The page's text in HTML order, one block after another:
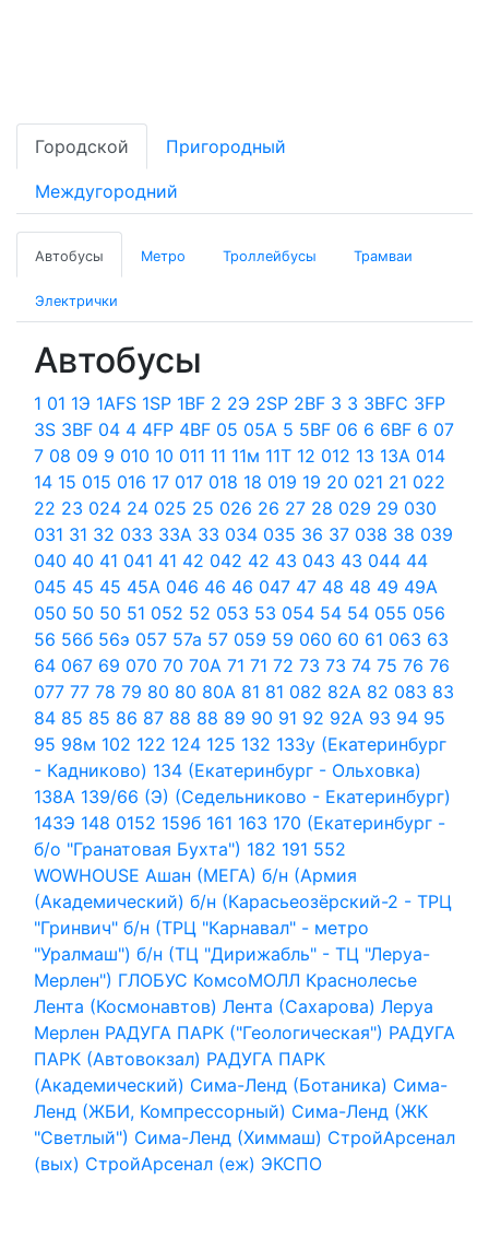
Городской Пригородный
Междугородний
Автобусы Метро Троллейбусы Трамваи
Электрички
Автобусы
1 01 1Э 1AFS 1SP 1BF 2 2Э 2SP 2BF 3 3 3BFC 3FP
3S 3BF 04 4 4FP 4BF 05 05А 5 5BF 06 6 6BF 6 07
7 08 09 9 010 10 011 11 11м 11Т 12 012 13 13А 014
14 15 015 016 17 017 018 18 019 19 20 021 21 022
22 23 024 24 025 25 026 26 27 28 029 29 030
031 31 32 033 33А 33 034 035 36 37 038 38 039
040 40 41 041 41 42 042 42 43 043 43 044 44
045 45 45 45А 046 46 46 047 47 48 48 49 49А
050 50 50 51 052 52 053 53 054 54 54 055 056
56 56б 56э 057 57а 57 059 59 060 60 61 063 63
64 067 69 070 70 70А 71 71 72 73 73 74 75 76 76
077 77 78 79 80 80 80А 81 81 082 82А 82 083 83
84 85 85 86 87 88 88 89 90 91 92 92А 93 94 95
95 98м 102 122 124 125 132 133у (Екатеринбург
- Кадниково) 134 (Екатеринбург - Ольховка)
138А 139/66 (Э) (Седельниково - Екатеринбург)
143Э 148 0152 159б 161 163 170 (Екатеринбург -
б/о "Гранатовая Бухта") 182 191 552
WOWHOUSE Ашан (МЕГА) б/н (Армия
(Академический) б/н (Карасьеозёрский-2 - ТРЦ
"Гринвич" б/н (ТРЦ "Карнавал" - метро
"Уралмаш") б/н (ТЦ "Дирижабль" - ТЦ "Леруа-
Мерлен") ГЛОБУС КомсоМОЛЛ Краснолесье
Лента (Космонавтов) Лента (Сахарова) Леруа
Мерлен РАДУГА ПАРК ("Геологическая") РАДУГА
ПАРК (Автовокзал) РАДУГА ПАРК
(Академический) Сима-Ленд (Ботаника) Сима-
Ленд (ЖБИ, Компрессорный) Сима-Ленд (ЖК
"Светлый") Сима-Ленд (Химмаш) СтройАрсенал
(вых) СтройАрсенал (еж) ЭКСПО